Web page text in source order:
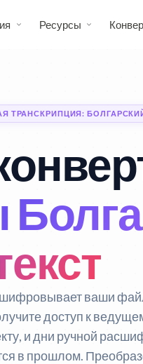
Ресурсы
ТРАНСКРИПЦИЯ:
ваши
доступ к
и дни ручной
в прошлом.